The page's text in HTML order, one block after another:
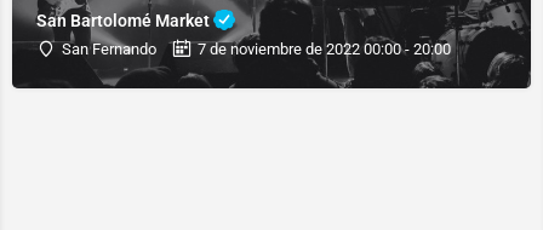
San Bartolomé Market
San Fernando 7 de noviembre de 2022 00:00 - 20:00